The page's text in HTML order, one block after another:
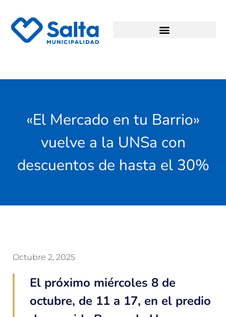
«El Mercado en tu Barrio»
vuelve a la UNSa con
descuentos de hasta el 30%
Octubre 2, 2025
El próximo miércoles 8 de
octubre, de 11 a 17, en el predio